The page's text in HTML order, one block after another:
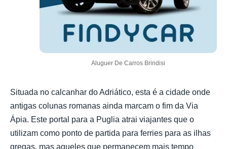
Aluguer De Carros Brindisi
Situada no calcanhar do Adriático, esta é a cidade onde
antigas colunas romanas ainda marcam o fim da Via
Ápia. Este portal para a Puglia atrai viajantes que o
utilizam como ponto de partida para ferries para as ilhas
gregas, mas aqueles que permanecem mais tempo